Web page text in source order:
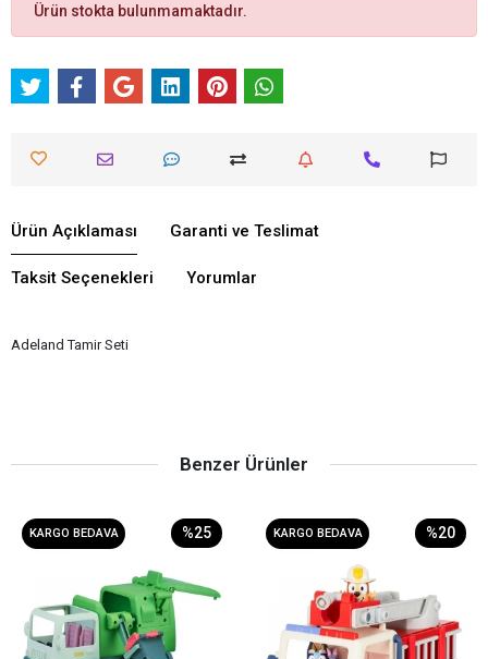
Ürün stokta bulunmamaktadır.
Ürün Açıklaması Garanti ve Teslimat
Taksit Seçenekleri Yorumlar
Adeland Tamir Seti
Benzer Ürünler
KARGO BEDAVA %25 KARGO BEDAVA %20